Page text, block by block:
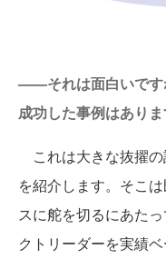
——それは面白いです
成功した事例はありま
これは大きな抜擢
を紹介します。そこ
スに舵を切るにあた
クトリーダーを実績